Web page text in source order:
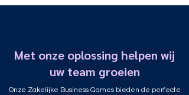
Met onze oplossing helpen wij
uw team groeien
Onze Zakelijke Business Games bieden de perfecte